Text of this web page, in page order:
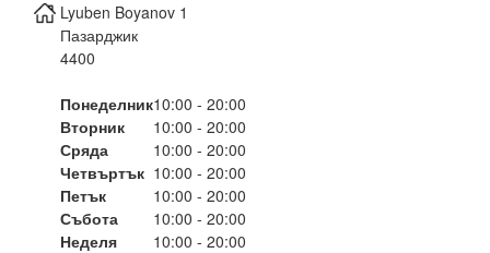
Lyuben Boyanov 1
Пазарджик
4400
Понеделник10:00 - 20:00
Вторник
10:00 - 20:00
Сряда
10:00 - 20:00
Четвъртък 10:00 - 20:00
Петък
10:00 - 20:00
Събота
10:00 - 20:00
Неделя
10:00 - 20:00